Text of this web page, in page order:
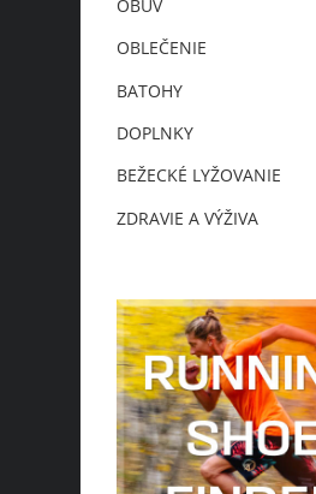
OBUV
OBLEČENIE
BATOHY
DOPLNKY
BEŽECKÉ LYŽOVANIE
ZDRAVIE A VÝŽIVA